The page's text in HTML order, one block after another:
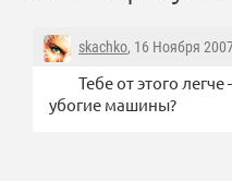
skachko, 16 Ноября
Тебе от этого
убогие машины?